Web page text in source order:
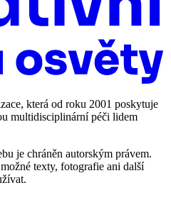
která od roku 2001 poskytuje
multidisciplinární péči lidem
je chráněn autorským právem.
texty, fotografie ani další